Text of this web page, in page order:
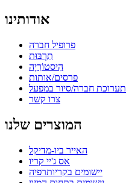
אודותינו
פרופיל חברה
תַרְבּוּת
הִיסטוֹרִיָה
פרסים/אותות
תערוכת חברה/סיור במפעל
צרו קשר
המוצרים שלנו
האייר ביו-מדיקל
אס ג'יי קריו
יישומים בקריותרפיה